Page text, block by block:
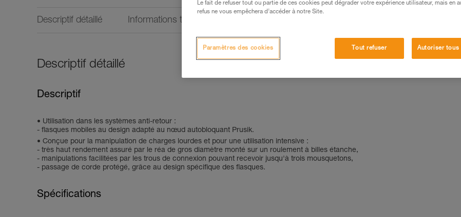
Descriptif détaillé Informations techniques
Descriptif détaillé
Descriptif
Utilisation dans les systèmes anti-retour :
- flasques mobiles au design adapté au nœud autobloquant Prusik.
Conçue pour la manipulation de charges lourdes et pour une utilisation intensive :
- très haut rendement assuré par le réa de gros diamètre monté sur un roulement à billes étanche,
- manipulations facilitées par les trous de connexion pouvant recevoir jusqu'à trois mousquetons,
- passage de corde protégé, grâce au design spécifique des flasques.
Spécifications
Le fait de refuser tout ou partie de ces cookies peut dégrader votre expérience utilisateur, mais en
refus ne vous empêchera d’accéder à notre Site.
Tout refuser Autoriser tous
Paramètres des cookies